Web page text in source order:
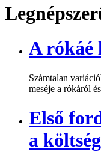
A rókáé
Számtalan
meséje a rókáról
Első
a